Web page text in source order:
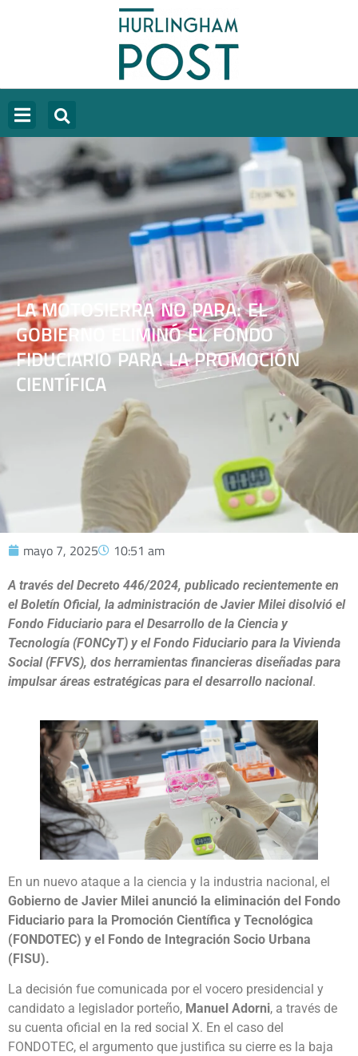
LA MOTOSIERRA NO PARA: EL
GOBIERNO ELIMINÓ EL FONDO
FIDUCIARIO PARA LA PROMOCIÓN
CIENTÍFICA
mayo 7, 2025 10:51 am
A través del Decreto 446/2024, publicado recientemente en
el Boletín Oficial, la administración de Javier Milei disolvió el
Fondo Fiduciario para el Desarrollo de la Ciencia y
Tecnología (FONCyT) y el Fondo Fiduciario para la Vivienda
Social (FFVS), dos herramientas financieras diseñadas para
impulsar áreas estratégicas para el desarrollo nacional.
En un nuevo ataque a la ciencia y la industria nacional, el
Gobierno de Javier Milei anunció la eliminación del Fondo
Fiduciario para la Promoción Científica y Tecnológica
(FONDOTEC) y el Fondo de Integración Socio Urbana
(FISU).
La decisión fue comunicada por el vocero presidencial y
candidato a legislador porteño, Manuel Adorni, a través de
su cuenta oficial en la red social X. En el caso del
FONDOTEC, el argumento que justifica su cierre es la baja